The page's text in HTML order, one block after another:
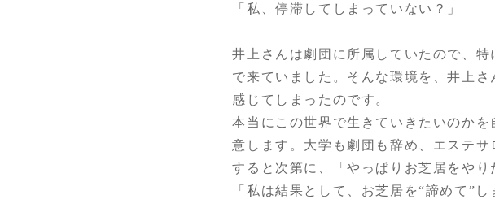
「私、停滞してしまっていない？」
井上さんは劇団に所属していたので、
で来ていました。そんな環境を、井上
感じてしまったのです。
本当にこの世界で生きていきたいのか
意します。大学も劇団も辞め、エステサ
すると次第に、「やっぱりお芝居をや
「私は結果として、お芝居を“諦めて”